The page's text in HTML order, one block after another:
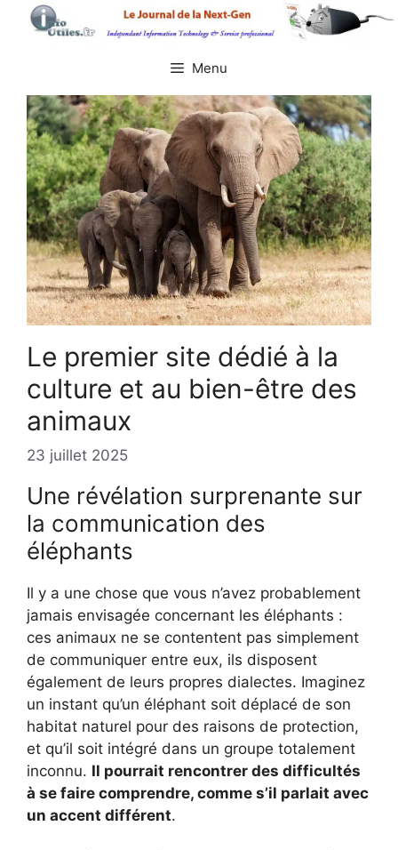
Aller
Menu
Le premier site dédié à la
culture et au bien-être des
animaux
23 juillet 2025
Une révélation surprenante sur
la communication des
éléphants
Il y a une chose que vous n’avez probablement
jamais envisagée concernant les éléphants :
ces animaux ne se contentent pas simplement
de communiquer entre eux, ils disposent
également de leurs propres dialectes. Imaginez
un instant qu’un éléphant soit déplacé de son
habitat naturel pour des raisons de protection,
et qu’il soit intégré dans un groupe totalement
inconnu. Il pourrait rencontrer des difficultés
à se faire comprendre, comme s’il parlait avec
un accent différent.